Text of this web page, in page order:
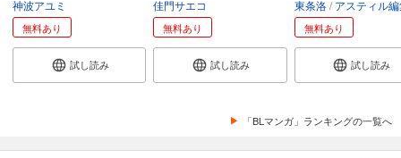
神波アユミ
無料あり
試し読み
佳門サエコ
無料あり
試し読み
東条洛 アスティル
無料あり
試し読み
「BLマンガ」ランキングの一覧へ